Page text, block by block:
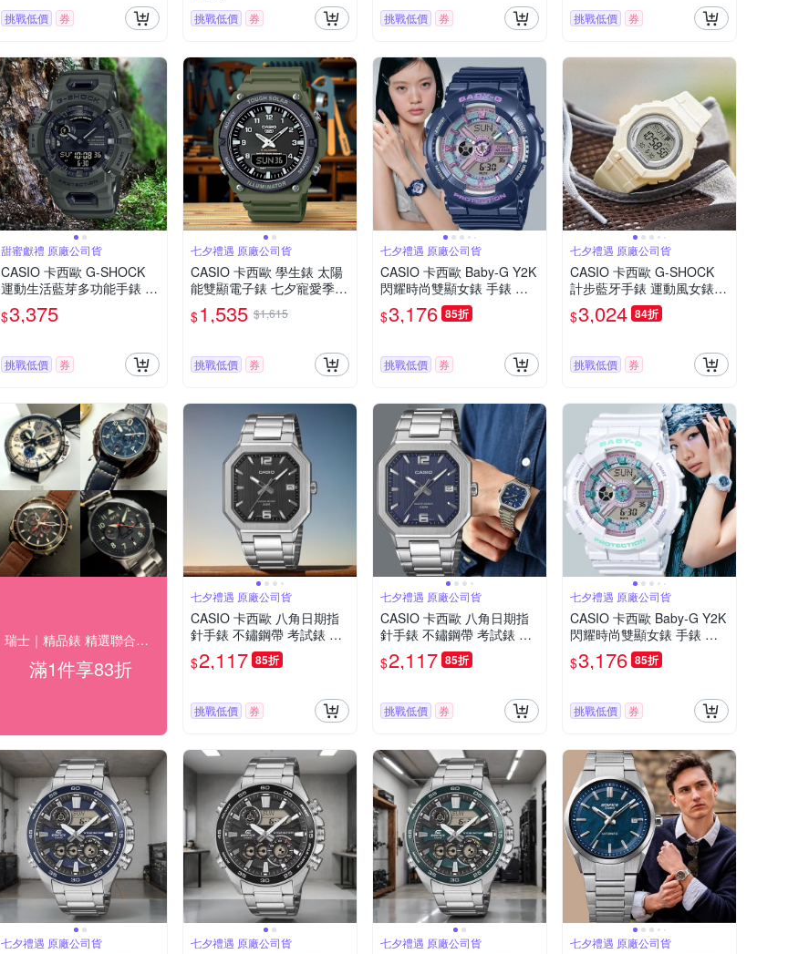
挑戰低價 券 挑戰低價 券 挑戰低價 券 挑戰低價 券
甜蜜獻禮 原廠公司貨
CASIO 卡西歐 G-SHOCK
運動生活藍芽多功能手錶 七
夕浪漫購 送禮首選-墨綠 GB
A-900UU-3A
$3,375
挑戰低價 券
七夕禮遇 原廠公司貨
CASIO 卡西歐 學生錶 太陽
能雙顯電子錶 七夕寵愛季
送禮推薦-軍綠色 AQ-S820
W-3BV
$1,535 $1,615
挑戰低價 券
七夕禮遇 原廠公司貨
CASIO 卡西歐 Baby-G Y2K
閃耀時尚雙顯女錶 手錶 電
子錶 學生錶 七夕寵愛季 送
禮推薦 BA-110MC-2A
$3,176 85折
挑戰低價 券
七夕禮遇 原廠公司貨
CASIO 卡西歐 G-SHOCK
計步藍牙手錶 運動風女錶
七夕寵愛季 送禮推薦-米白
GMD-B300-7
$3,024 84折
挑戰低價 券
瑞士｜精品錶 精選聯合下殺 結帳83折
滿1件享83折
七夕禮遇 原廠公司貨
CASIO 卡西歐 八角日期指
針手錶 不鏽鋼帶 考試錶 學
生錶 七夕寵愛季 送禮推薦-
黑x銀 MTP-B195D-1AV
$2,117 85折
挑戰低價 券
七夕禮遇 原廠公司貨
CASIO 卡西歐 八角日期指
針手錶 不鏽鋼帶 考試錶 學
生錶 七夕寵愛季 送禮推薦-
藍x銀 MTP-B195D-2AV
$2,117 85折
挑戰低價 券
七夕禮遇 原廠公司貨
CASIO 卡西歐 Baby-G Y2K
閃耀時尚雙顯女錶 手錶 電
子錶 學生錶 七夕寵愛季 送
禮推薦 BA-110MC-7A
$3,176 85折
挑戰低價 券
七夕禮遇 原廠公司貨 七夕禮遇 原廠公司貨 七夕禮遇 原廠公司貨 七夕禮遇 原廠公司貨